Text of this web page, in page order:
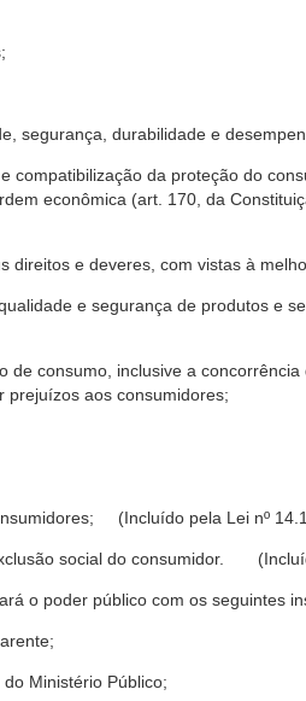
durabilidade e
da proteção do
econômica (art. 170, da
e deveres, com vistas à
e segurança de produtos e
consumo, inclusive a
prejuízos aos consumidores;
(Incluído pela Lei nº
social do consumidor.
o poder público com os seguintes
Ministério Público;